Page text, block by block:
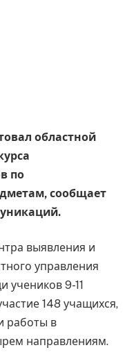
областной
по
сообщает
выявления и
управления
учеников 9-11
148 учащихся,
работы в
направлениям.